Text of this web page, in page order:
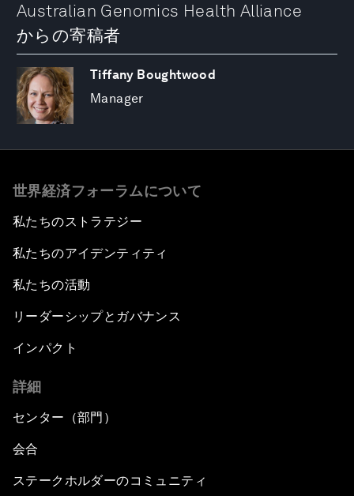
Australian Genomics Health Alliance
からの寄稿者
Tiffany Boughtwood
Manager
世界経済フォーラムについて
私たちのストラテジー
私たちのアイデンティティ
私たちの活動
リーダーシップとガバナンス
インパクト
詳細
センター（部門）
会合
ステークホルダーのコミュニティ